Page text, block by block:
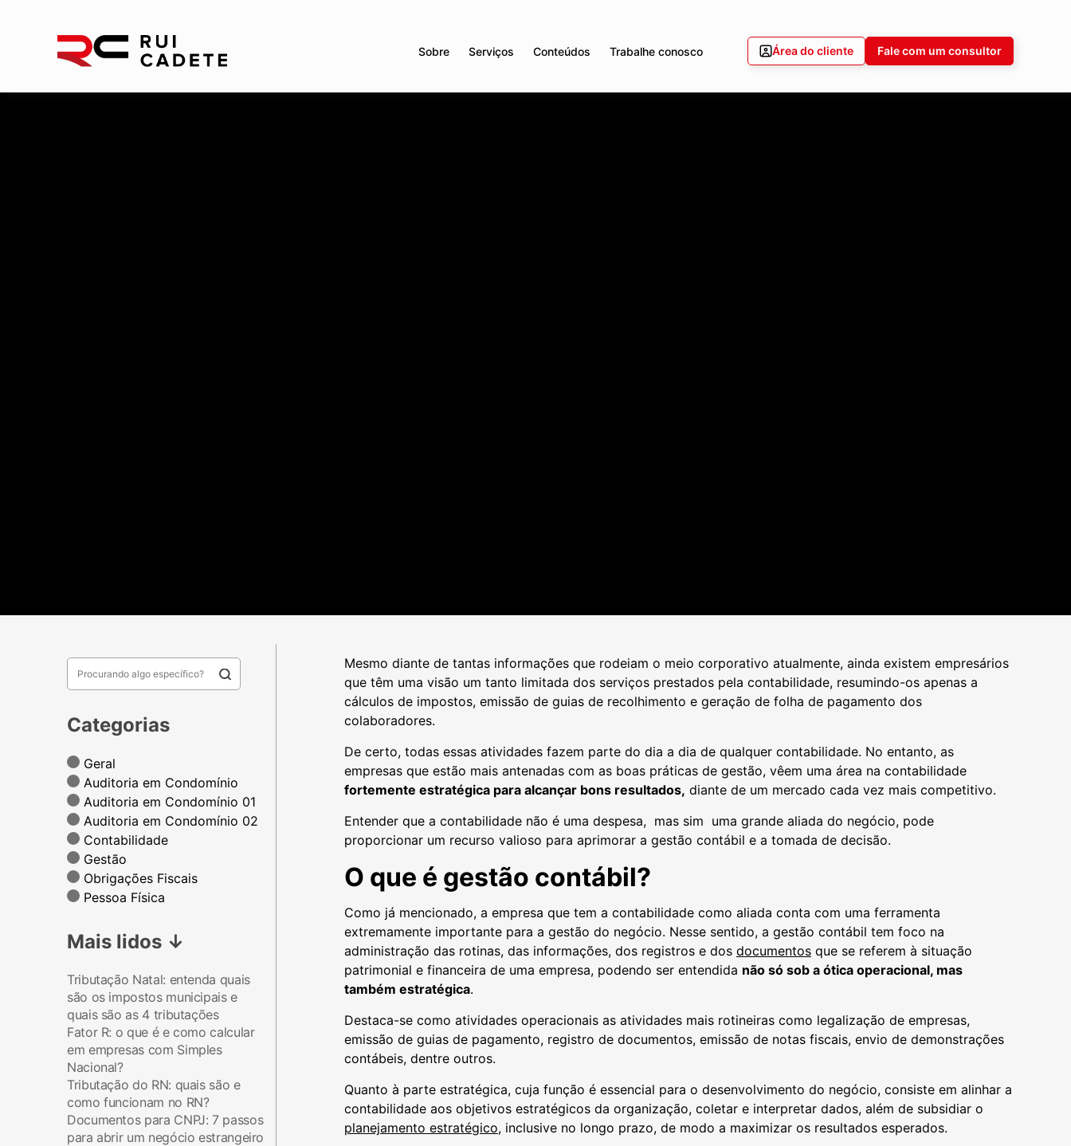
Sobre Serviços Conteúdos Trabalhe conosco Área do cliente Fale com um consultor
Categorias
Geral
Auditoria em Condomínio
Auditoria em Condomínio 01
Auditoria em Condomínio 02
Contabilidade
Gestão
Obrigações Fiscais
Pessoa Física
Mais lidos ↓
Tributação Natal: entenda quais
são os impostos municipais e
quais são as 4 tributações
Fator R: o que é e como calcular
em empresas com Simples
Nacional?
Tributação do RN: quais são e
como funcionam no RN?
Documentos para CNPJ: 7 passos
para abrir um negócio estrangeiro
Mesmo diante de tantas informações que rodeiam o meio corporativo atualmente, ainda existem empresários
que têm uma visão um tanto limitada dos serviços prestados pela contabilidade, resumindo-os apenas a
cálculos de impostos, emissão de guias de recolhimento e geração de folha de pagamento dos
colaboradores.
De certo, todas essas atividades fazem parte do dia a dia de qualquer contabilidade. No entanto, as
empresas que estão mais antenadas com as boas práticas de gestão, vêem uma área na contabilidade
fortemente estratégica para alcançar bons resultados, diante de um mercado cada vez mais competitivo.
Entender que a contabilidade não é uma despesa, mas sim uma grande aliada do negócio, pode
proporcionar um recurso valioso para aprimorar a gestão contábil e a tomada de decisão.
O que é gestão contábil?
Como já mencionado, a empresa que tem a contabilidade como aliada conta com uma ferramenta
extremamente importante para a gestão do negócio. Nesse sentido, a gestão contábil tem foco na
administração das rotinas, das informações, dos registros e dos documentos que se referem à situação
patrimonial e financeira de uma empresa, podendo ser entendida não só sob a ótica operacional, mas
também estratégica.
Destaca-se como atividades operacionais as atividades mais rotineiras como legalização de empresas,
emissão de guias de pagamento, registro de documentos, emissão de notas fiscais, envio de demonstrações
contábeis, dentre outros.
Quanto à parte estratégica, cuja função é essencial para o desenvolvimento do negócio, consiste em alinhar a
contabilidade aos objetivos estratégicos da organização, coletar e interpretar dados, além de subsidiar o
planejamento estratégico, inclusive no longo prazo, de modo a maximizar os resultados esperados.